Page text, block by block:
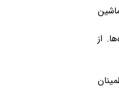
از